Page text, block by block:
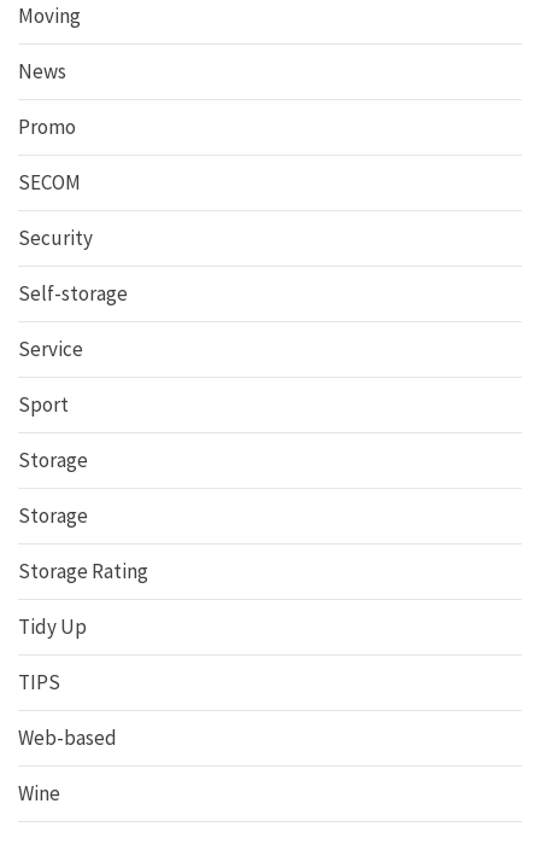
Moving
News
Promo
SECOM
Security
Self-storage
Service
Sport
Storage
Storage
Storage Rating
Tidy Up
TIPS
Web-based
Wine